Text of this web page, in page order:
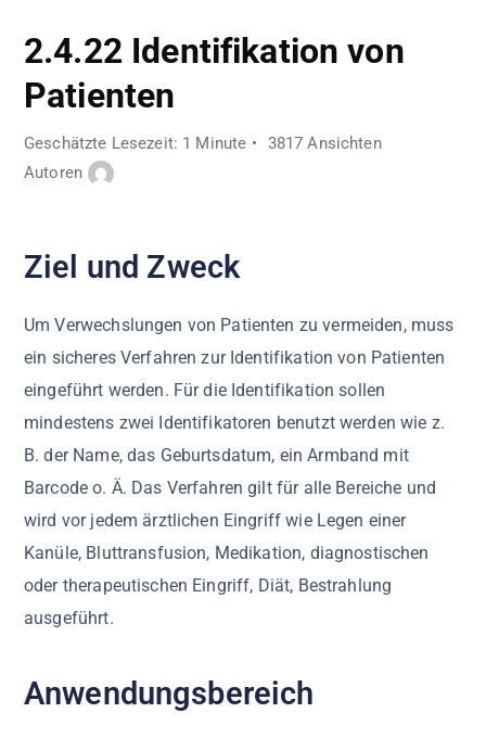
2.4.22 Identifikation von
Patienten
Geschätzte Lesezeit: 1 Minute
3817 Ansichten
Autoren
Ziel und Zweck
Um Verwechslungen von Patienten zu vermeiden, muss
ein sicheres Verfahren zur Identifikation von Patienten
eingeführt werden. Für die Identifikation sollen
mindestens zwei Identifikatoren benutzt werden wie z.
B. der Name, das Geburtsdatum, ein Armband mit
Barcode o. Ä. Das Verfahren gilt für alle Bereiche und
wird vor jedem ärztlichen Eingriff wie Legen einer
Kanüle, Bluttransfusion, Medikation, diagnostischen
oder therapeutischen Eingriff, Diät, Bestrahlung
ausgeführt.
Anwendungsbereich